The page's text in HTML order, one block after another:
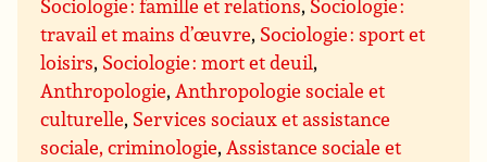
Sociologie : famille et relations, Sociologie :
travail et mains d’œuvre, Sociologie : sport et
loisirs, Sociologie : mort et deuil,
Anthropologie,Anthropologie sociale et
culturelle, Services sociaux et assistance
sociale, criminologie,Assistance sociale et